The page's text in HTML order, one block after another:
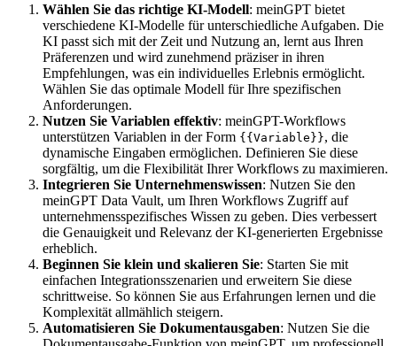
Wählen Sie das richtige KI-Modell: meinGPT bietet
verschiedene KI-Modelle für unterschiedliche Aufgaben. Die
KI passt sich mit der Zeit und Nutzung an, lernt aus Ihren
Präferenzen und wird zunehmend präziser in ihren
Empfehlungen, was ein individuelles Erlebnis ermöglicht.
Wählen Sie das optimale Modell für Ihre spezifischen
Anforderungen.
Nutzen Sie Variablen effektiv: meinGPT-Workflows
unterstützen Variablen in der Form {{Variable}}, die
dynamische Eingaben ermöglichen. Definieren Sie diese
sorgfältig, um die Flexibilität Ihrer Workflows zu maximieren.
Integrieren Sie Unternehmenswissen: Nutzen Sie den
meinGPT Data Vault, um Ihren Workflows Zugriff auf
unternehmensspezifisches Wissen zu geben. Dies verbessert
die Genauigkeit und Relevanz der KI-generierten Ergebnisse
erheblich.
Beginnen Sie klein und skalieren Sie: Starten Sie mit
einfachen Integrationsszenarien und erweitern Sie diese
schrittweise. So können Sie aus Erfahrungen lernen und die
Komplexität allmählich steigern.
Automatisieren Sie Dokumentausgaben: Nutzen Sie die